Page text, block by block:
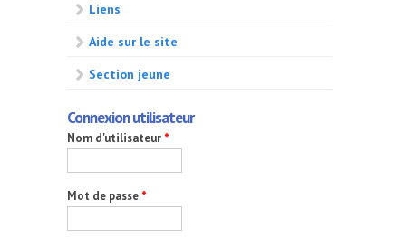
Liens
Aide sur le site
Section jeune
Connexion utilisateur
Nom d'utilisateur *
Mot de passe *